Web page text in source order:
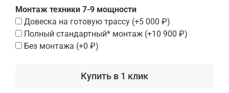
Купить в 1 клик
Монтаж техники 7-9 мощности
Довеска на готовую трассу (+5 000 ₽)
Полный стандартный* монтаж (+10 900 ₽)
Без монтажа (+0 ₽)